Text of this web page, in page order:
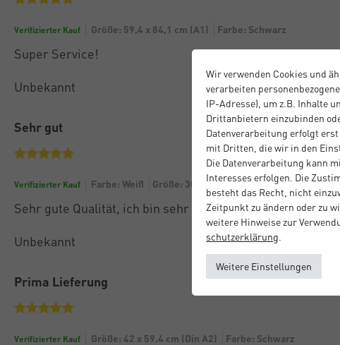
Verifizierter Kauf Größe: 59,4 x 84,1 cm (A1) Farbe: Schwarz
Super Service!
Unbekannt
Sehr gut
Verifizierter Kauf Farbe: Weiß Größe: 30 x 30 cm
Sehr gute Qualität, ich bin sehr zufrieden
Unbekannt
Prima Lieferung
Verifizierter Kauf Größe: 42 x 59.4 cm (Din A2) Farbe: Schwarz
Wir verwenden Cookies und
verarbeiten
IP-Adresse), um z.B. Inhalte
Drittanbietern einzubinden
Datenverarbeitung erfolgt
mit Dritten, die wir in den
Die Datenverarbeitung kann
Interesses erfolgen. Die
besteht das Recht, nicht
Zeitpunkt zu ändern oder zu
weitere Hinweise zur
schutz­erklärung
Weitere Einstellungen